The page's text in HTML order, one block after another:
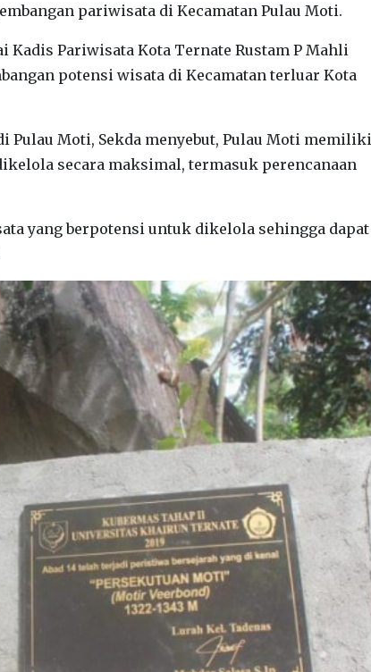
pariwisata di Kecamatan Pulau Moti.
Pariwisata Kota Ternate Rustam P Mahli
potensi wisata di Kecamatan terluar Kota
Pulau Moti, Sekda menyebut, Pulau Moti memiliki
secara maksimal, termasuk perencanaan
yang berpotensi untuk dikelola sehingga dapat